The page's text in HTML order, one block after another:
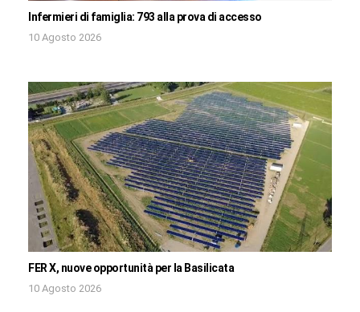
Infermieri di famiglia: 793 alla prova di accesso
10 Agosto 2026
FER X, nuove opportunità per la Basilicata
10 Agosto 2026